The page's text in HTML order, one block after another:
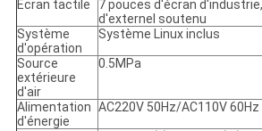
Écran tactile
7 pouces d'écran
d'externel soutenu
Système
d'opération
Système Linux inclus
Source
extérieure
d'air
0.5MPa
Alimentation
d'énergie
AC220V 50Hz/AC110V 60Hz